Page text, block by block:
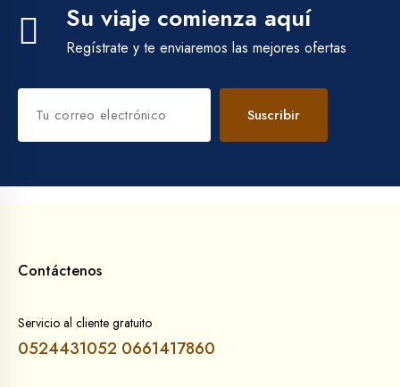
Su viaje comienza aquí
Regístrate y te enviaremos las mejores ofertas
Suscribir
Contáctenos
Servicio al cliente gratuito
0524431052 0661417860